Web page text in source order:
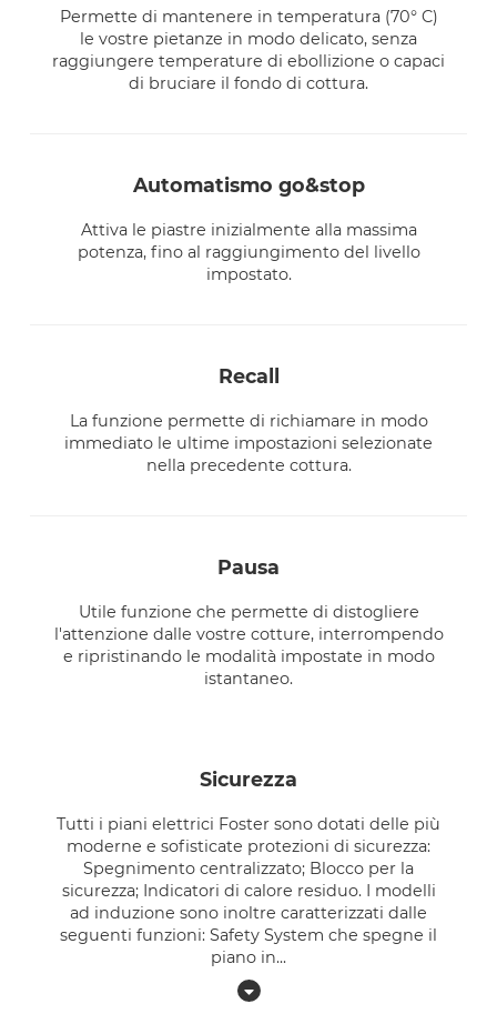
Permette di mantenere in temperatura (70° C)
le vostre pietanze in modo delicato, senza
raggiungere temperature di ebollizione o capaci
di bruciare il fondo di cottura.
automatismo go&stop
Attiva le piastre inizialmente alla massima
potenza, fino al raggiungimento del livello
impostato.
recall
La funzione permette di richiamare in modo
immediato le ultime impostazioni selezionate
nella precedente cottura.
pausa
Utile funzione che permette di distogliere
l'attenzione dalle vostre cotture, interrompendo
e ripristinando le modalità impostate in modo
istantaneo.
sicurezza
Tutti i piani elettrici Foster sono dotati delle più
moderne e sofisticate protezioni di sicurezza:
Spegnimento centralizzato; Blocco per la
sicurezza; Indicatori di calore residuo. I modelli
ad induzione sono inoltre caratterizzati dalle
seguenti funzioni: Safety System che spegne il
piano in...